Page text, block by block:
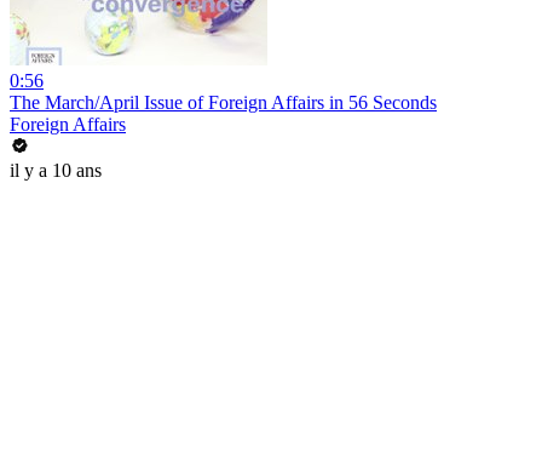
0:56
The March/April Issue of Foreign Affairs in 56 Seconds
Foreign Affairs
il y a 10 ans